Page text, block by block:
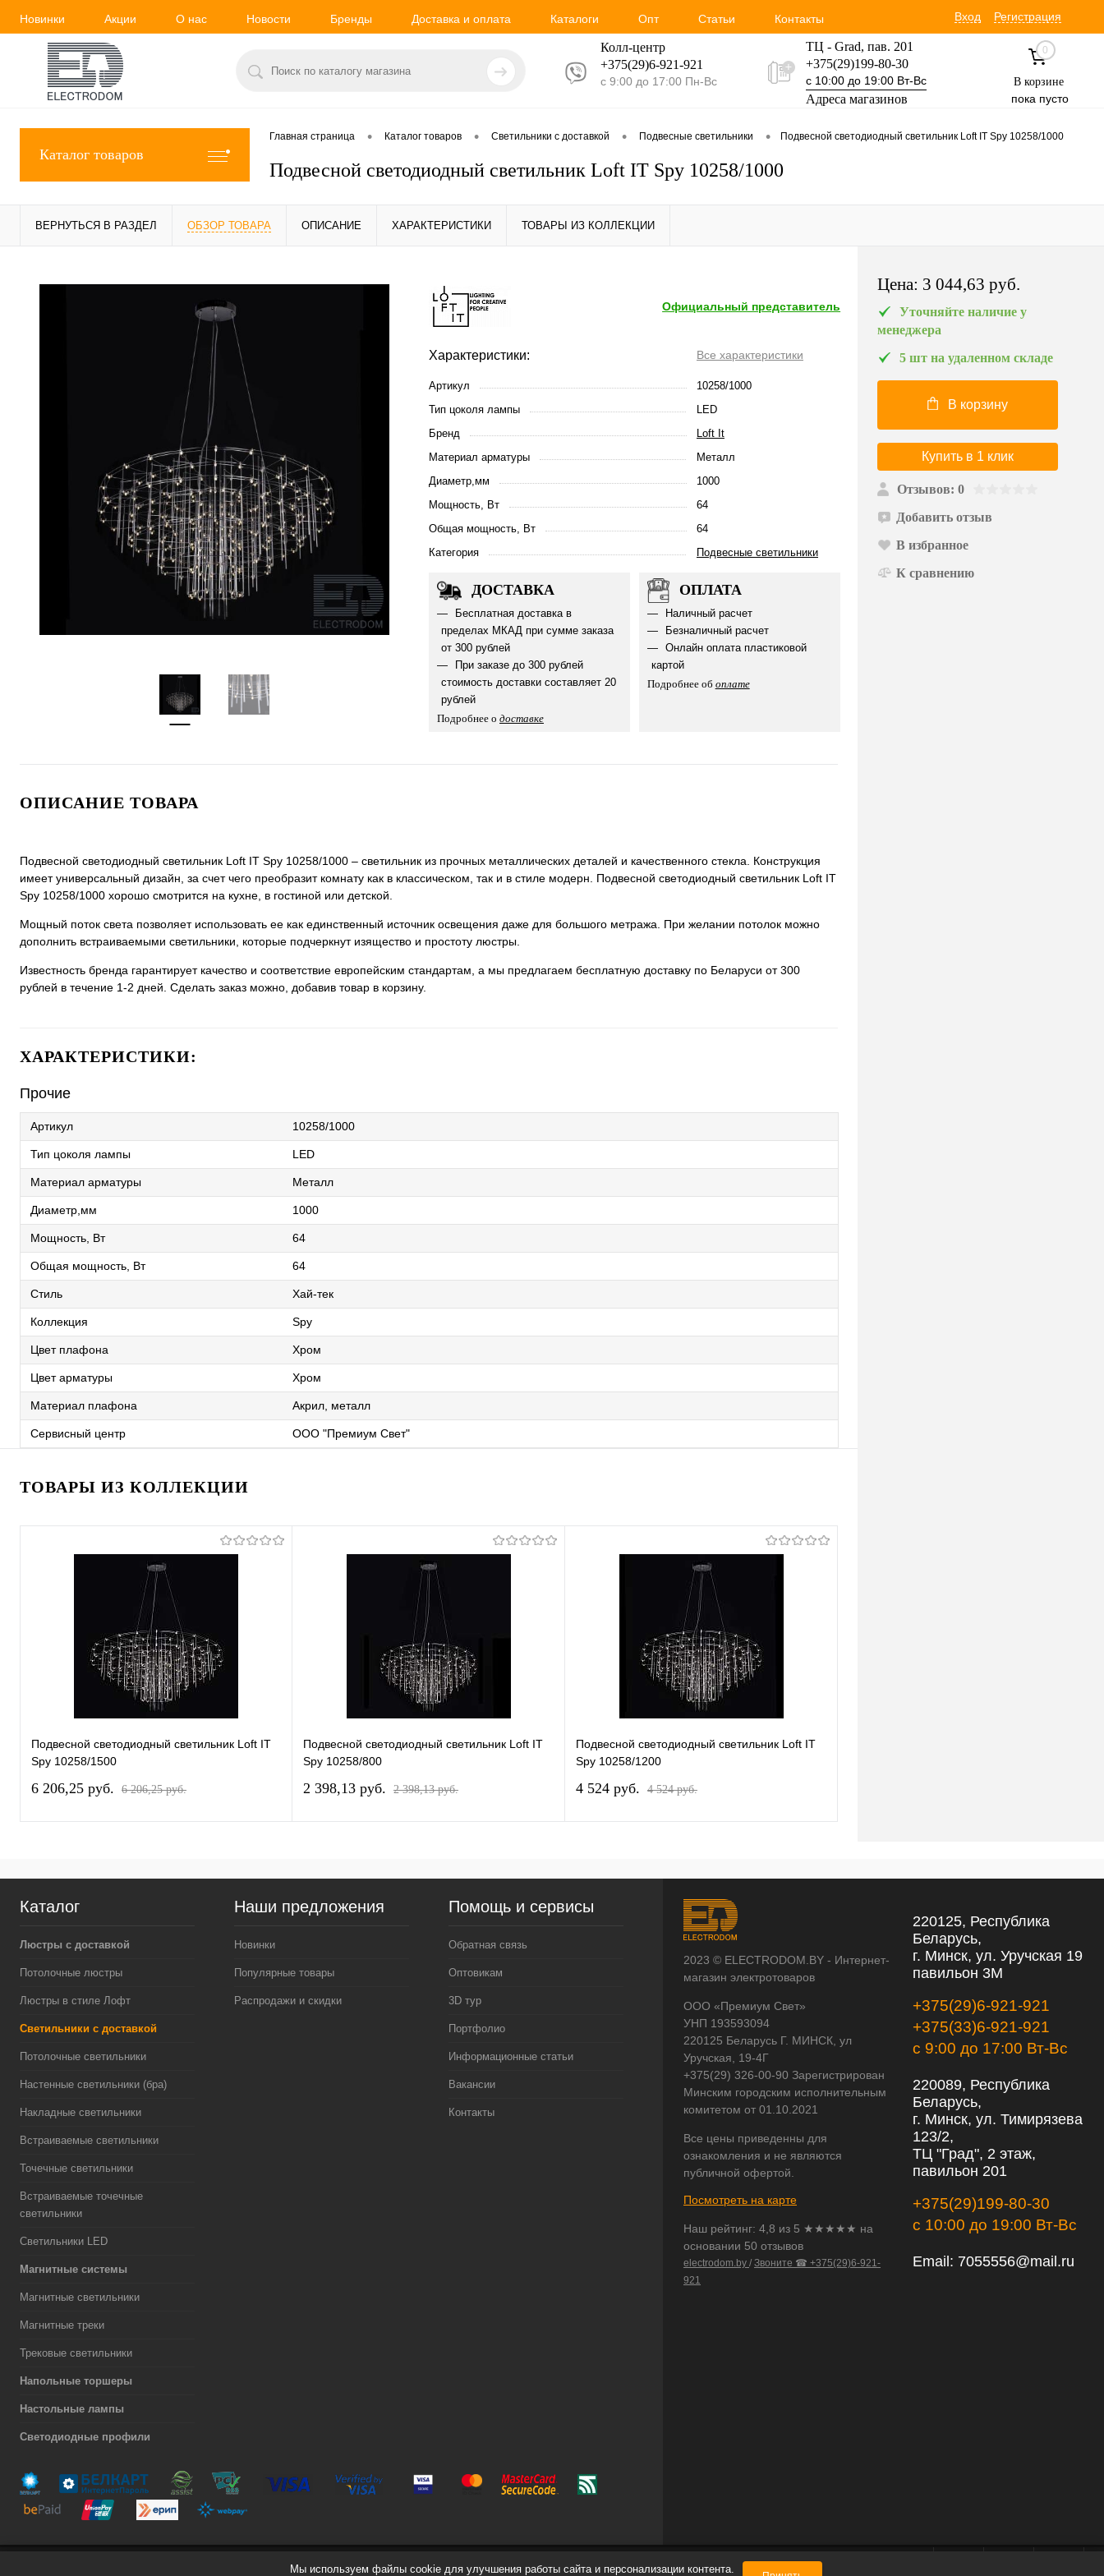
Новинки Акции О нас Новости Бренды Доставка и оплата Каталоги Опт Статьи Контакты Вход Регистрация
Колл-центр
+375(29)6-921-921
с 9:00 до 17:00 Пн-Вс
ТЦ - Grad, пав. 201
+375(29)199-80-30
с 10:00 до 19:00 Вт-Вс
Адреса магазинов
+375(29)354-30-60
0
В корзине
пока пусто
Каталог товаров
Главная страница • Каталог товаров • Светильники с доставкой • Подвесные светильники • Подвесной светодиодный светильник Loft IT Spy 10258/1000
Подвесной светодиодный светильник Loft IT Spy 10258/1000
ВЕРНУТЬСЯ В РАЗДЕЛ ОБЗОР ТОВАРА ОПИСАНИЕ ХАРАКТЕРИСТИКИ ТОВАРЫ ИЗ КОЛЛЕКЦИИ
Официальный представитель
Характеристики: Все характеристики
Артикул
10258/1000
Тип цоколя лампы
LED
Бренд
Loft It
Материал арматуры
Металл
Диаметр,мм
1000
Мощность, Вт
64
Общая мощность, Вт
64
Категория
Подвесные светильники
ДОСТАВКА
Бесплатная доставка в
пределах МКАД при сумме заказа
от 300 рублей
При заказе до 300 рублей
стоимость доставки составляет 20
рублей
Подробнее о доставке
ОПЛАТА
Наличный расчет
Безналичный расчет
Онлайн оплата пластиковой
картой
Подробнее об оплате
ОПИСАНИЕ ТОВАРА
Подвесной светодиодный светильник Loft IT Spy 10258/1000 – светильник из прочных металлических деталей и качественного стекла. Конструкция
имеет универсальный дизайн, за счет чего преобразит комнату как в классическом, так и в стиле модерн. Подвесной светодиодный светильник Loft IT
Spy 10258/1000 хорошо смотрится на кухне, в гостиной или детской.
Мощный поток света позволяет использовать ее как единственный источник освещения даже для большого метража. При желании потолок можно
дополнить встраиваемыми светильники, которые подчеркнут изящество и простоту люстры.
Известность бренда гарантирует качество и соответствие европейским стандартам, а мы предлагаем бесплатную доставку по Беларуси от 300
рублей в течение 1-2 дней. Сделать заказ можно, добавив товар в корзину.
ХАРАКТЕРИСТИКИ:
Прочие
Артикул 10258/1000
Тип цоколя лампы LED
Материал арматуры Металл
Диаметр,мм 1000
Мощность, Вт 64
Общая мощность, Вт 64
Стиль Хай-тек
Коллекция Spy
Цвет плафона Хром
Цвет арматуры Хром
Материал плафона Акрил, металл
Сервисный центр ООО "Премиум Свет"
ТОВАРЫ ИЗ КОЛЛЕКЦИИ
Подвесной светодиодный светильник Loft IT
Spy 10258/1500
6 206,25 pуб. 6 206,25 pуб.
Подвесной светодиодный светильник Loft IT
Spy 10258/800
2 398,13 pуб. 2 398,13 pуб.
Подвесной светодиодный светильник Loft IT
Spy 10258/1200
4 524 pуб. 4 524 pуб.
Цена: 3 044,63 pуб.
Уточняйте наличие у
менеджера
5 шт на удаленном складе
В корзину
Купить в 1 клик
Отзывов: 0
Добавить отзыв
В избранное
К сравнению
Каталог
Люстры с доставкой
Потолочные люстры
Люстры в стиле Лофт
Светильники с доставкой
Потолочные светильники
Настенные светильники (бра)
Накладные светильники
Встраиваемые светильники
Точечные светильники
Встраиваемые точечные
светильники
Светильники LED
Магнитные системы
Магнитные светильники
Магнитные треки
Трековые светильники
Напольные торшеры
Настольные лампы
Светодиодные профили
Наши предложения
Новинки
Популярные товары
Распродажи и скидки
Помощь и сервисы
Обратная связь
Оптовикам
3D тур
Портфолио
Информационные статьи
Вакансии
Контакты
2023 © ELECTRODOM.BY - Интернет-
магазин электротоваров
ООО «Премиум Свет»
УНП 193593094
220125 Беларусь Г. МИНСК, ул
Уручская, 19-4Г
+375(29) 326-00-90 Зарегистрирован
Минским городским исполнительным
комитетом от 01.10.2021
Все цены приведенны для
ознакомления и не являются
публичной офертой.
Посмотреть на карте
Наш рейтинг: 4,8 из 5 ★★★★★ на
основании 50 отзывов
electrodom.by / Звоните ☎ +375(29)6-921-
921
220125, Республика
Беларусь,
г. Минск, ул. Уручская 19
павильон 3М
+375(29)6-921-921
+375(33)6-921-921
с 9:00 до 17:00 Вт-Вс
220089, Республика
Беларусь,
г. Минск, ул. Тимирязева
123/2,
ТЦ "Град", 2 этаж,
павильон 201
+375(29)199-80-30
с 10:00 до 19:00 Вт-Вс
Email: 7055556@mail.ru
Мы используем файлы cookie для улучшения работы сайта и персонализации контента.